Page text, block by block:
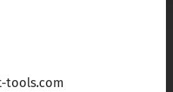
tools.com